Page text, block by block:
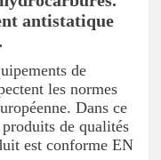
antistatique
de
les normes
Dans ce
de qualités
est conforme EN